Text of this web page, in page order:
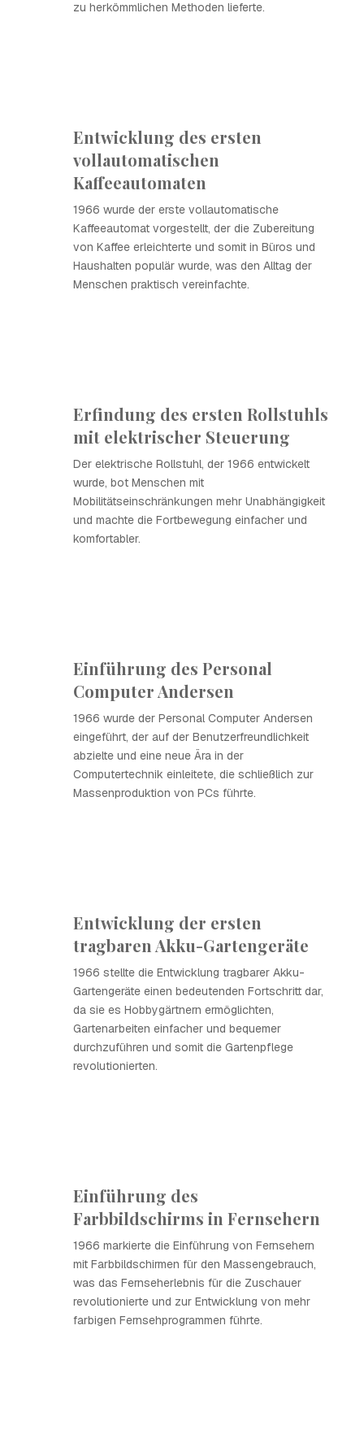
zu herkömmlichen Methoden lieferte.
Entwicklung des ersten
vollautomatischen
Kaffeeautomaten
1966 wurde der erste vollautomatische
Kaffeeautomat vorgestellt, der die Zubereitung
von Kaffee erleichterte und somit in Büros und
Haushalten populär wurde, was den Alltag der
Menschen praktisch vereinfachte.
Erfindung des ersten Rollstuhls
mit elektrischer Steuerung
Der elektrische Rollstuhl, der 1966 entwickelt
wurde, bot Menschen mit
Mobilitätseinschränkungen mehr Unabhängigkeit
und machte die Fortbewegung einfacher und
komfortabler.
Einführung des Personal
Computer Andersen
1966 wurde der Personal Computer Andersen
eingeführt, der auf der Benutzerfreundlichkeit
abzielte und eine neue Ära in der
Computertechnik einleitete, die schließlich zur
Massenproduktion von PCs führte.
Entwicklung der ersten
tragbaren Akku-Gartengeräte
1966 stellte die Entwicklung tragbarer Akku-
Gartengeräte einen bedeutenden Fortschritt dar,
da sie es Hobbygärtnern ermöglichten,
Gartenarbeiten einfacher und bequemer
durchzuführen und somit die Gartenpflege
revolutionierten.
Einführung des
Farbbildschirms in Fernsehern
1966 markierte die Einführung von Fernsehern
mit Farbbildschirmen für den Massengebrauch,
was das Fernseherlebnis für die Zuschauer
revolutionierte und zur Entwicklung von mehr
farbigen Fernsehprogrammen führte.